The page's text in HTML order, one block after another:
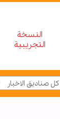
النسخة
التجريبية
كل صناديق الاخبار